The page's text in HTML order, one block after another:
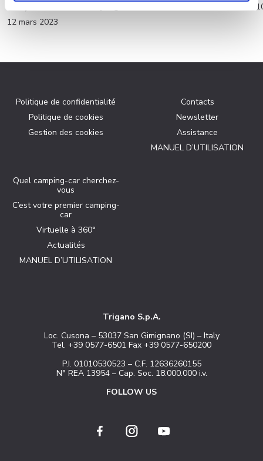
12 mars 2023
Politique de confidentialité
Politique de cookies
Gestion des cookies
Contacts
Newsletter
Assistance
MANUEL D’UTILISATION
Quel camping-car cherchez-
vous
C’est votre premier camping-
car
Virtuelle à 360°
Actualités
MANUEL D’UTILISATION
Trigano S.p.A.
Loc. Cusona – 53037 San Gimignano (SI) – Italy
Tel. +39 0577-6501 Fax +39 0577-650200
P.I. 01010530523 – C.F. 12636260155
N° REA 13954 – Cap. Soc. 18.000.000 i.v.
FOLLOW US